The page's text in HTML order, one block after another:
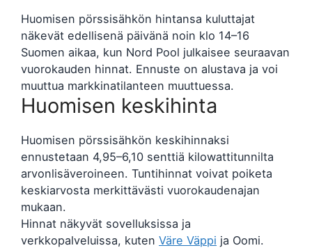
Huomisen pörssisähkön hintansa kuluttajat
näkevät edellisenä päivänä noin klo 14–16
Suomen aikaa, kun Nord Pool julkaisee seuraavan
vuorokauden hinnat. Ennuste on alustava ja voi
muuttua markkinatilanteen muuttuessa.
Huomisen keskihinta
Huomisen pörssisähkön keskihinnaksi
ennustetaan 4,95–6,10 senttiä kilowattitunnilta
arvonlisäveroineen. Tuntihinnat voivat poiketa
keskiarvosta merkittävästi vuorokaudenajan
mukaan.
Hinnat näkyvät sovelluksissa ja
verkkopalveluissa, kuten Väre Väppi ja Oomi.